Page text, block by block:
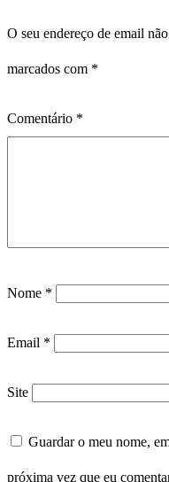
O seu endereço de email
marcados com *
Comentário *
Nome *
Email *
Site
Guardar o meu nome,
próxima vez que eu